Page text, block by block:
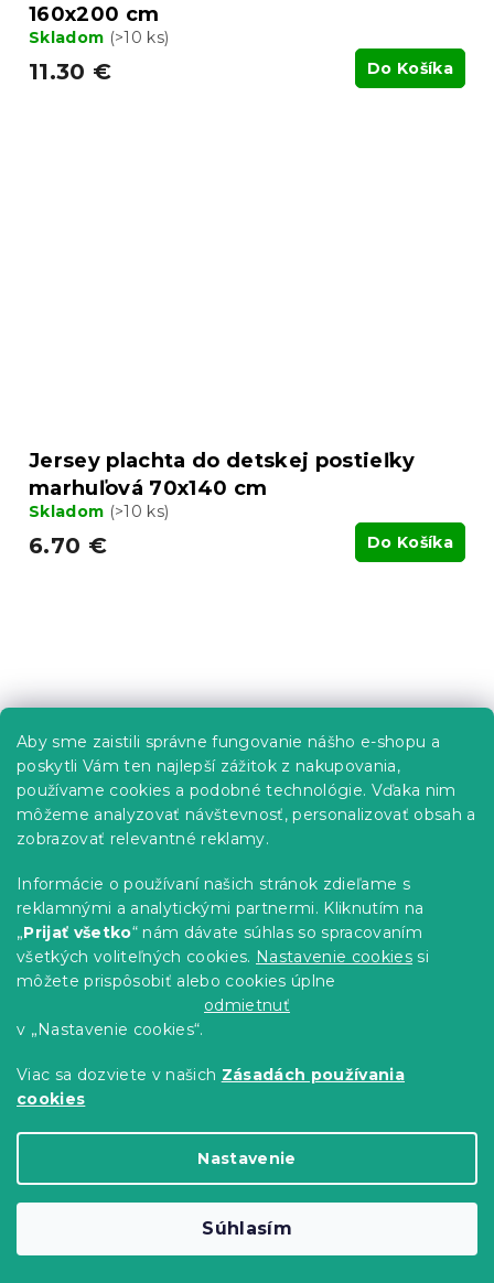
Aby sme zaistili správne fungovanie nášho e-shopu a
poskytli Vám ten najlepší zážitok z nakupovania,
používame cookies a podobné technológie. Vďaka nim
môžeme analyzovať návštevnosť, personalizovať obsah a
zobrazovať relevantné reklamy.
Informácie o používaní našich stránok zdieľame s
reklamnými a analytickými partnermi. Kliknutím na
„Prijať všetko“ nám dávate súhlas so spracovaním
všetkých voliteľných cookies. Nastavenie cookies si
môžete prispôsobiť alebo cookies úplne
odmietnuť
v „Nastavenie cookies“.
Viac sa dozviete v našich Zásadách používania
cookies
Nastavenie
Súhlasím
160x200 cm
Skladom (>10 ks)
11.30 € Do Košíka
Jersey plachta do detskej postieľky
marhuľová 70x140 cm
Skladom (>10 ks)
6.70 € Do Košíka
Jersey plachta do detskej postieľky
svetlo krémová 70 x 140 cm
Skladom(>10 ks)
6.10 €